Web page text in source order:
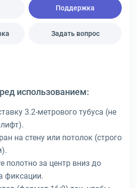
Поддержка
Задать вопрос
использованием:
3.2-метрового тубуса (не
на стену или потолок (строго
полотно за центр вниз до
фиксации.